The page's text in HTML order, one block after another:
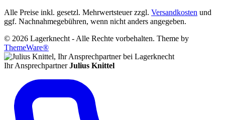
Alle Preise inkl. gesetzl. Mehrwertsteuer zzgl. Versandkosten und
ggf. Nachnahmegebühren, wenn nicht anders angegeben.
© 2026 Lagerknecht - Alle Rechte vorbehalten. Theme by
ThemeWare®
Ihr Ansprechpartner Julius Knittel